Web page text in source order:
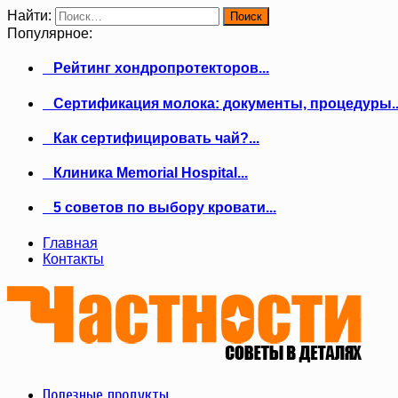
Найти:
Популярное:
Рейтинг хондропротекторов...
Сертификация молока: документы,
Как сертифицировать чай?...
Клиника Memorial Hospital...
5 советов по выбору кровати...
Главная
Контакты